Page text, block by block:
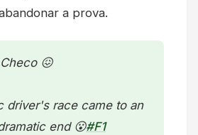
a prova.
😖
driver's race came to an
end 😮#F1